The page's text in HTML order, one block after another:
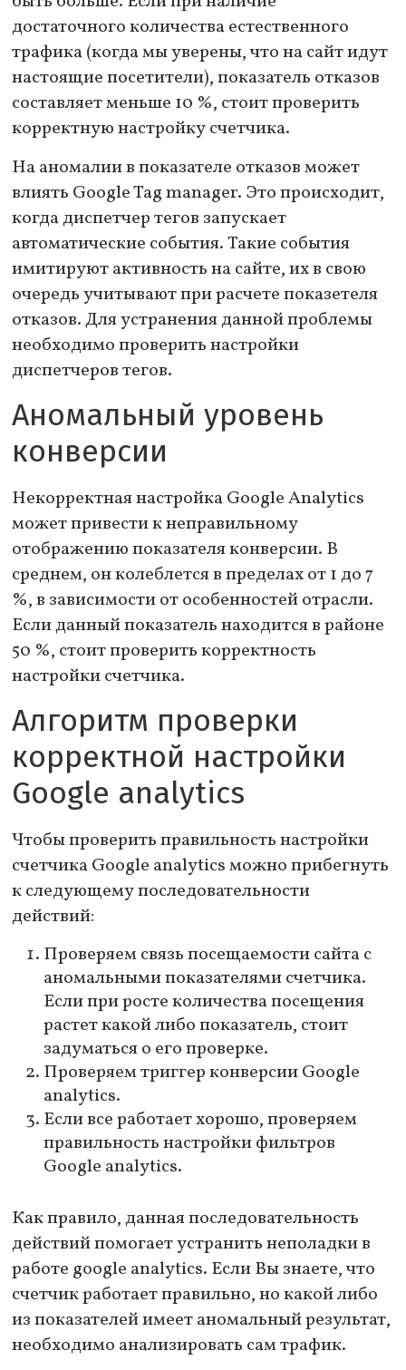
достаточного количества естественного
трафика (когда мы уверены, что на сайт идут
настоящие посетители), показатель отказов
составляет меньше 10 %, стоит проверить
корректную настройку счетчика.
На аномалии в показателе отказов может
влиять Google Tag manager. Это происходит,
когда диспетчер тегов запускает
автоматические события. Такие события
имитируют активность на сайте, их в свою
очередь учитывают при расчете показетеля
отказов. Для устранения данной проблемы
необходимо проверить настройки
диспетчеров тегов.
Аномальный уровень
конверсии
Некорректная настройка Google Analytics
может привести к неправильному
отображению показателя конверсии. В
среднем, он колеблется в пределах от 1 до 7
%, в зависимости от особенностей отрасли.
Если данный показатель находится в районе
50 %, стоит проверить корректность
настройки счетчика.
Алгоритм проверки
корректной настройки
Google analytics
Чтобы проверить правильность настройки
счетчика Google analytics можно прибегнуть
к следующему последовательности
действий:
Проверяем связь посещаемости сайта с
аномальными показателями счетчика.
Если при росте количества посещения
растет какой либо показатель, стоит
задуматься о его проверке.
Проверяем триггер конверсии Google
analytics.
Если все работает хорошо, проверяем
правильность настройки фильтров
Google analytics.
Как правило, данная последовательность
действий помогает устранить неполадки в
работе google analytics. Если Вы знаете, что
счетчик работает правильно, но какой либо
из показателей имеет аномальный результат,
необходимо анализировать сам трафик.